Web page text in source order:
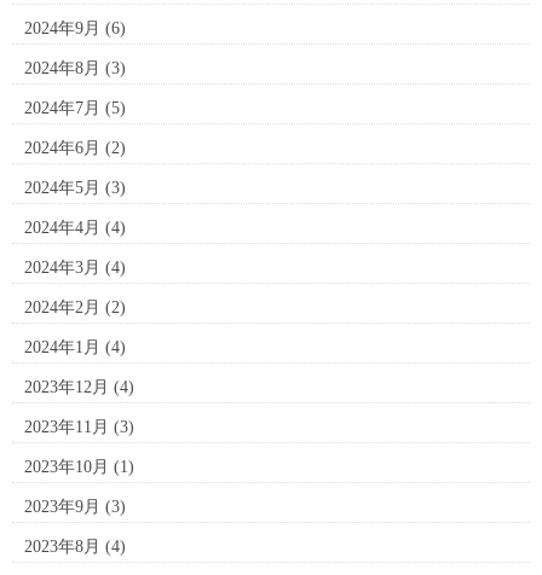
2024年9月 (6)
2024年8月 (3)
2024年7月 (5)
2024年6月 (2)
2024年5月 (3)
2024年4月 (4)
2024年3月 (4)
2024年2月 (2)
2024年1月 (4)
2023年12月 (4)
2023年11月 (3)
2023年10月 (1)
2023年9月 (3)
2023年8月 (4)